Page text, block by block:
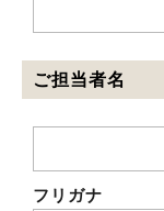
ご担当者名
フリガナ